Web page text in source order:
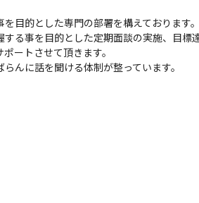
目的とした専門の部署を構えております
る事を目的とした定期面談の実施、目標
ートさせて頂きます。
んに話を聞ける体制が整っています。